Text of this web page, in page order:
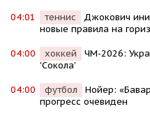
04:01 теннис
Джокович
новые правила на
04:00 хоккей
ЧМ-2026:
'Сокола'
04:00 футбол
Нойер:
прогресс очевиден